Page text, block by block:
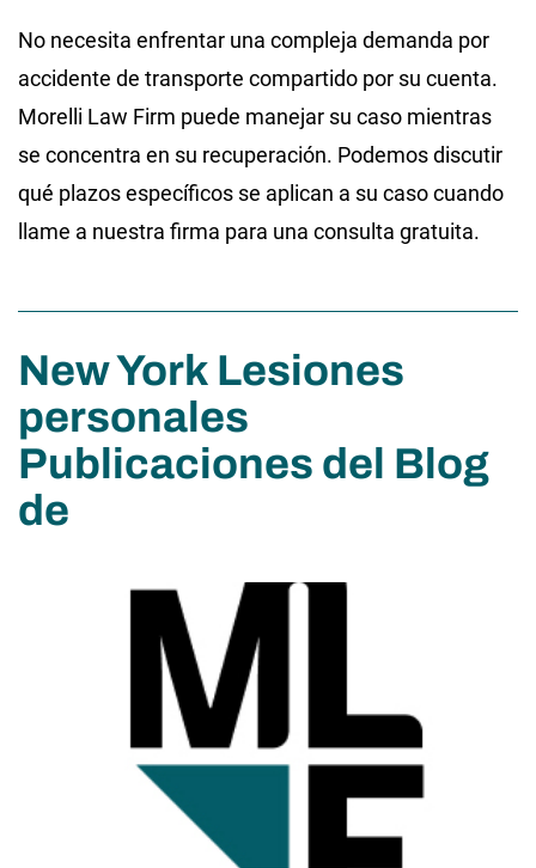
No necesita enfrentar una compleja demanda por
accidente de transporte compartido por su cuenta.
Morelli Law Firm puede manejar su caso mientras
se concentra en su recuperación. Podemos discutir
qué plazos específicos se aplican a su caso cuando
llame a nuestra firma para una consulta gratuita.
New York Lesiones
personales
Publicaciones del Blog
de